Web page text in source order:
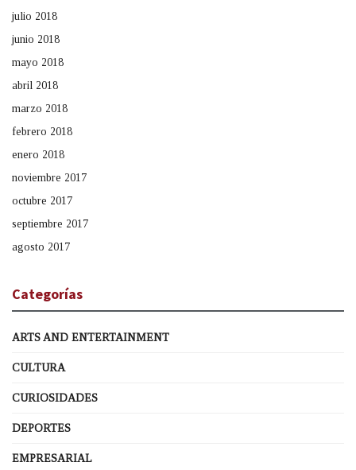
julio 2018
junio 2018
mayo 2018
abril 2018
marzo 2018
febrero 2018
enero 2018
noviembre 2017
octubre 2017
septiembre 2017
agosto 2017
Categorías
ARTS AND ENTERTAINMENT
CULTURA
CURIOSIDADES
DEPORTES
EMPRESARIAL